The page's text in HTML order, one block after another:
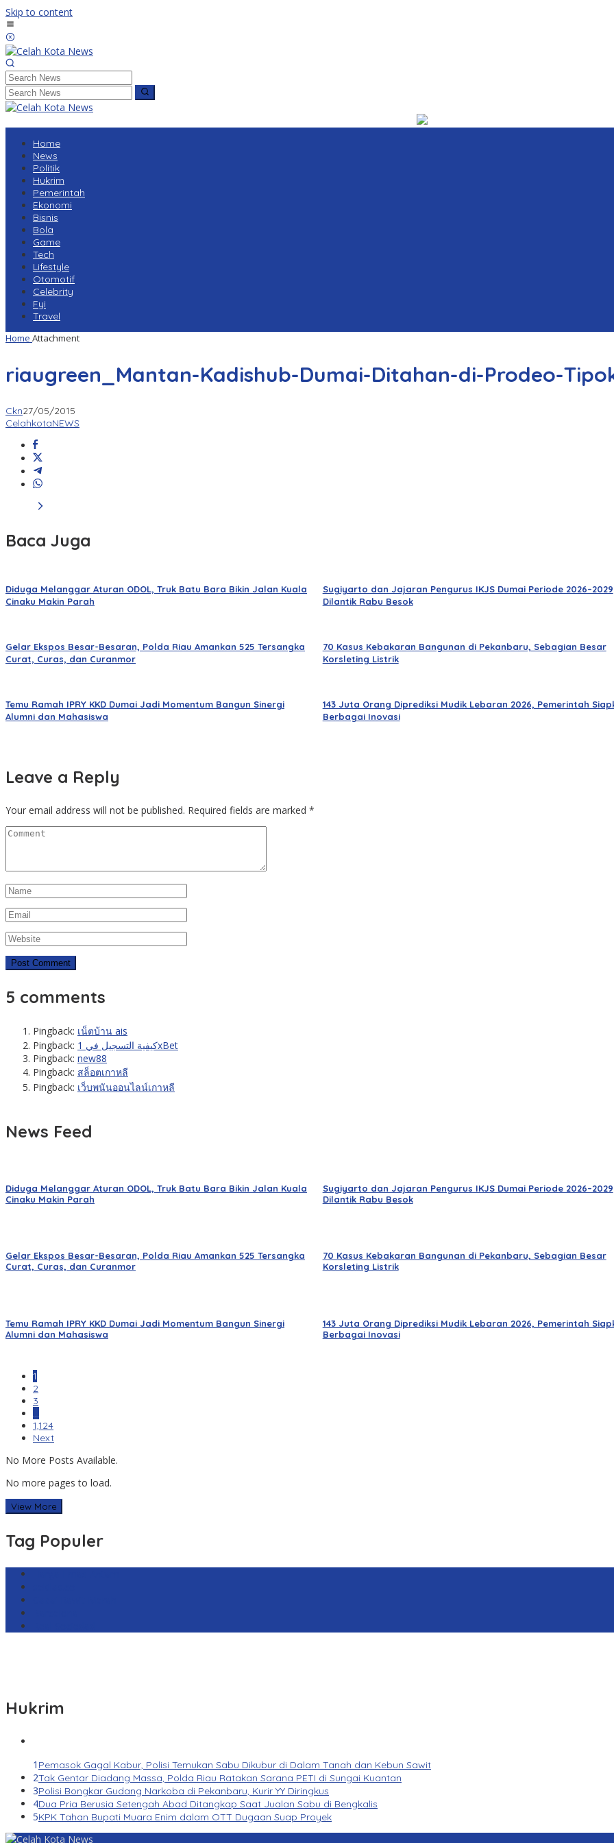
Skip to content
Home
News
Politik
Hukrim
Pemerintah
Ekonomi
Bisnis
Bola
Game
Tech
Lifestyle
Otomotif
Celebrity
Fyi
Travel
Home Attachment
riaugreen_Mantan-Kadishub-Dumai-Ditahan-di-Prodeo-
Ckn27/05/2015
CelahkotaNEWS
Baca Juga
Diduga Melanggar Aturan ODOL, Truk Batu Bara Bikin Jalan Kuala
Cinaku Makin Parah
Sugiyarto dan Jajaran Pengurus IKJS Dumai Periode 2026–2029
Dilantik Rabu Besok
Gelar Ekspos Besar-Besaran, Polda Riau Amankan 525 Tersangka
Curat, Curas, dan Curanmor
70 Kasus Kebakaran Bangunan di Pekanbaru, Sebagian Besar
Korsleting Listrik
Temu Ramah IPRY KKD Dumai Jadi Momentum Bangun Sinergi
Alumni dan Mahasiswa
143 Juta Orang Diprediksi Mudik Lebaran 2026, Pemerintah
Berbagai Inovasi
Leave a Reply
Your email address will not be published. Required fields are marked *
5 comments
Pingback: เน็ตบ้าน ais
Pingback:
كيفية التسجيل في 1xBet
Pingback: new88
Pingback: สล็อตเกาหลี
Pingback: เว็บพนันออนไลน์เกาหลี
News Feed
Diduga Melanggar Aturan ODOL, Truk Batu Bara Bikin Jalan Kuala
Cinaku Makin Parah
Sugiyarto dan Jajaran Pengurus IKJS Dumai Periode 2026–2029
Dilantik Rabu Besok
Gelar Ekspos Besar-Besaran, Polda Riau Amankan 525 Tersangka
Curat, Curas, dan Curanmor
70 Kasus Kebakaran Bangunan di Pekanbaru, Sebagian Besar
Korsleting Listrik
Temu Ramah IPRY KKD Dumai Jadi Momentum Bangun Sinergi
Alumni dan Mahasiswa
143 Juta Orang Diprediksi Mudik Lebaran 2026, Pemerintah
Berbagai Inovasi
1
2
3
…
1,124
Next
No More Posts Available.
No more pages to load.
View More
Tag Populer
Hukrim
1 Pemasok Gagal Kabur, Polisi Temukan Sabu Dikubur di Dalam Tanah dan Kebun Sawit
2Tak Gentar Diadang Massa, Polda Riau Ratakan Sarana PETI di Sungai Kuantan
3Polisi Bongkar Gudang Narkoba di Pekanbaru, Kurir YY Diringkus
4Dua Pria Berusia Setengah Abad Ditangkap Saat Jualan Sabu di Bengkalis
5KPK Tahan Bupati Muara Enim dalam OTT Dugaan Suap Proyek